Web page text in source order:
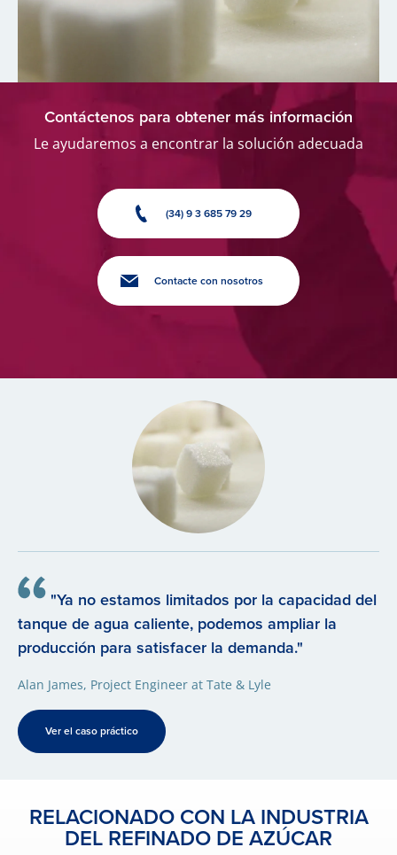
Contáctenos para obtener más información
Le ayudaremos a encontrar la solución adecuada
(34) 9 3 685 79 29
Contacte con nosotros
"Ya no estamos limitados por la capacidad del
tanque de agua caliente, podemos ampliar la
producción para satisfacer la demanda."
Alan James, Project Engineer at Tate & Lyle
Ver el caso práctico
RELACIONADO CON LA INDUSTRIA
DEL REFINADO DE AZÚCAR